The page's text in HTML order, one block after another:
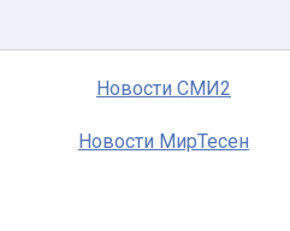
Новости СМИ2
Новости МирТесен